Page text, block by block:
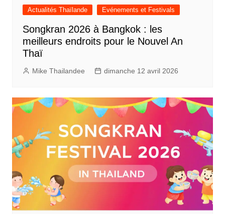
Actualités Thaïlande Evénements et Festivals
Songkran 2026 à Bangkok : les
meilleurs endroits pour le Nouvel An
Thaï
Mike Thailandee dimanche 12 avril 2026